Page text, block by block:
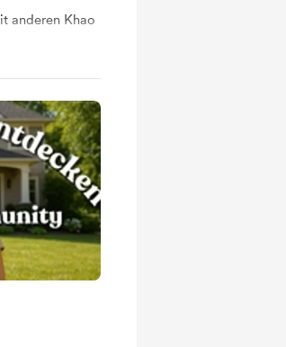
anderen Khao
Fragen, keine